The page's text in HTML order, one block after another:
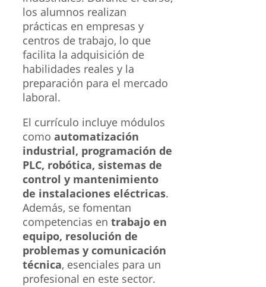
los alumnos realizan
prácticas en empresas y
centros de trabajo, lo que
facilita la adquisición de
habilidades reales y la
preparación para el mercado
laboral.
El currículo incluye módulos
como automatización
industrial, programación de
PLC, robótica, sistemas de
control y mantenimiento
de instalaciones eléctricas.
Además, se fomentan
competencias en trabajo en
equipo, resolución de
problemas y comunicación
técnica, esenciales para un
profesional en este sector.